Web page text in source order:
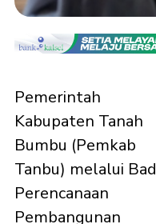
Pemerintah
Kabupaten Tanah
Bumbu (Pemkab
Tanbu) melalui
Perencanaan
Pembangunan